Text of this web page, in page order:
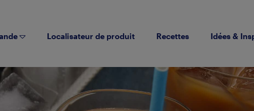
Localisateur de produit Recettes Idées &